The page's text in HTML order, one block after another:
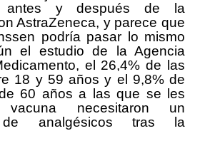
antes y después de la
AstraZeneca, y parece que
podría pasar lo mismo
el estudio de la Agencia
el 26,4% de las
18 y 59 años y el 9,8% de
60 años a las que se les
necesitaron un
de analgésicos tras la